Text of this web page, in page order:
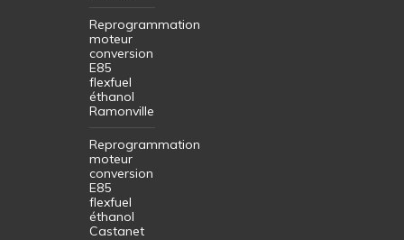
Reprogrammation
moteur
conversion
E85
flexfuel
éthanol
Ramonville
Reprogrammation
moteur
conversion
E85
flexfuel
éthanol
Castanet